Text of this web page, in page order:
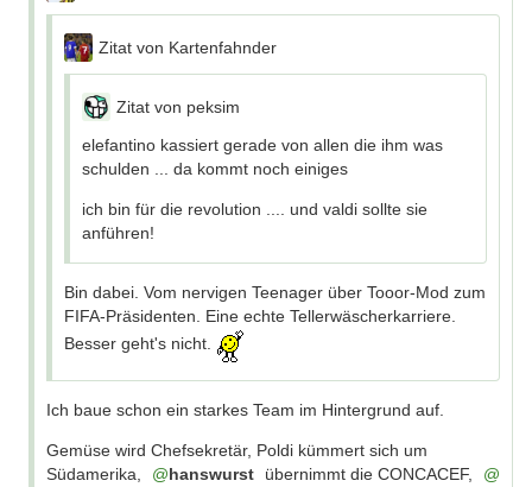
Zitat von Kartenfahnder
Zitat von peksim
elefantino kassiert gerade von allen die ihm was
schulden ... da kommt noch einiges
ich bin für die revolution .... und valdi sollte sie
anführen!
Bin dabei. Vom nervigen Teenager über Tooor-Mod zum
FIFA-Präsidenten. Eine echte Tellerwäscherkarriere.
Besser geht's nicht.
Ich baue schon ein starkes Team im Hintergrund auf.
Gemüse wird Chefsekretär, Poldi kümmert sich um
Südamerika,
hanswurst
übernimmt die CONCACEF,